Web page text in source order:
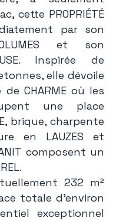
cette PROPRIÉTÉ
par son
et son
Inspirée de
elle dévoile
de CHARME où les
une place
brique, charpente
en LAUZES et
composent un
232 m²
totale d’environ
exceptionnel